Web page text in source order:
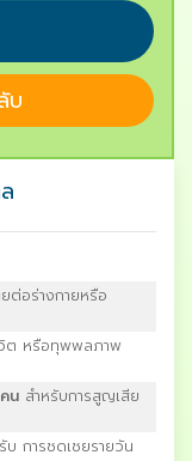
บ
ต่อร่างกายหรือ
วิต หรือทุพพลภาพ
น สำหรับการสูญเสีย
บ การชดเชยรายวัน